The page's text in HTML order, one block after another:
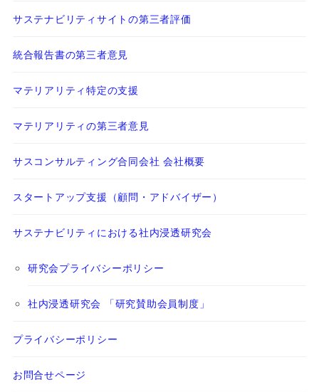
サステナビリティサイトの第三者評価
統合報告書の第三者意見
マテリアリティ特定の支援
マテリアリティの第三者意見
サスコンサルティング合同会社 会社概要
スタートアップ支援（顧問・アドバイザー）
サステナビリティにおける社内浸透研究会
研究会プライバシーポリシー
社内浸透研究会 「研究賛助会員制度」
プライバシーポリシー
お問合せページ